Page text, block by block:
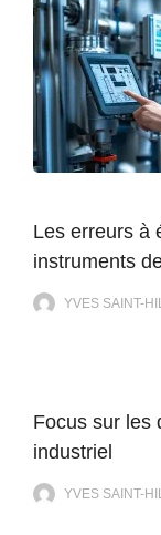
Les erreurs à
instruments
YVES SAINT-
Focus sur les
industriel
YVES SAINT-